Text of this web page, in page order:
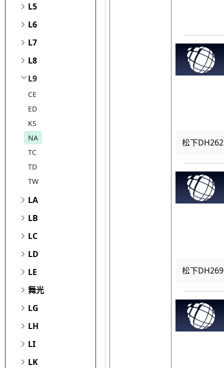
L5
L6
L7
L8
L9
CE
ED
KS
NA
TC
TD
TW
LA
LB
LC
LD
LE
舞光
LG
LH
LI
LK
松下
松下